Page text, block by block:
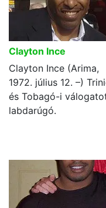
Clayton Ince
Clayton Ince (Arima,
1972. július 12. –)
és Tobagó-i
labdarúgó.